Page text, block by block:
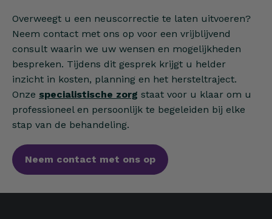
Overweegt u een neuscorrectie te laten uitvoeren?
Neem contact met ons op voor een vrijblijvend
consult waarin we uw wensen en mogelijkheden
bespreken. Tijdens dit gesprek krijgt u helder
inzicht in kosten, planning en het hersteltraject.
Onze specialistische zorg staat voor u klaar om u
professioneel en persoonlijk te begeleiden bij elke
stap van de behandeling.
Neem contact met ons op